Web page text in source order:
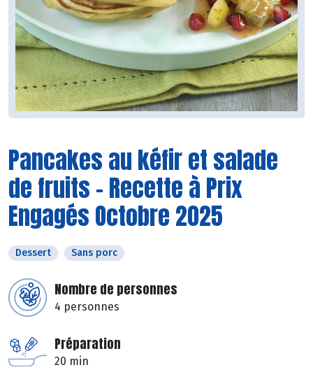
Pancakes au kéfir et salade
de fruits - Recette à Prix
Engagés Octobre 2025
Dessert Sans porc
Nombre de personnes
4 personnes
Préparation
20 min